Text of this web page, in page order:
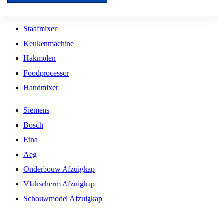
Kookplaat Accessoires
Staafmixer
Keukenmachine
Hakmolen
Foodprocessor
Handmixer
Siemens
Bosch
Etna
Aeg
Onderbouw Afzuigkap
Vlakscherm Afzuigkap
Schouwmodel Afzuigkap